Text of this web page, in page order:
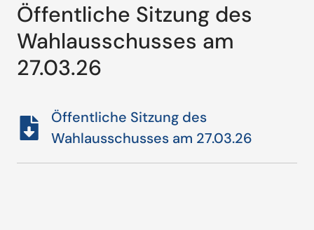
Öffentliche Sitzung des
Wahlausschusses am
27.03.26
Öffentliche Sitzung des
Wahlausschusses am 27.03.26